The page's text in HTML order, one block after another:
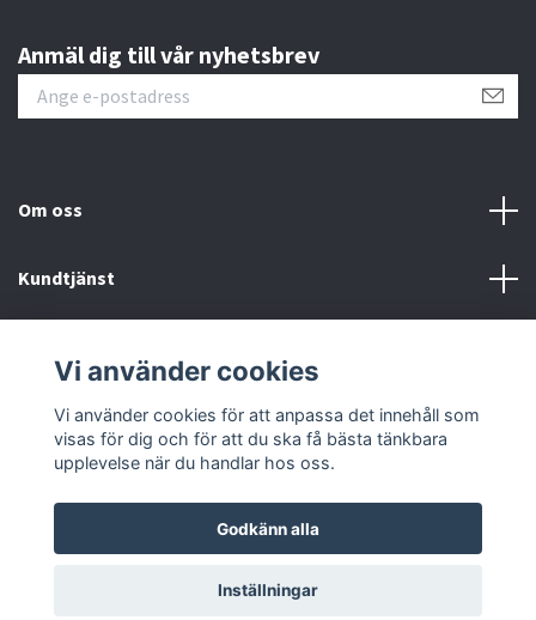
Anmäl dig till vår nyhetsbrev
Om oss
Kundtjänst
Sociala medier
© 2026 Kvikk
Vi använder cookies
Vi använder cookies för att anpassa det innehåll som
visas för dig och för att du ska få bästa tänkbara
upplevelse när du handlar hos oss.
Godkänn alla
Inställningar